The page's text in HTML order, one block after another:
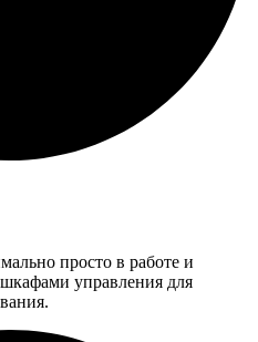
просто в работе и
управления для